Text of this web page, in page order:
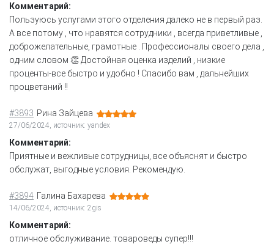
Комментарий:
Пользуюсь услугами этого отделения далеко не в первый раз.
А все потому , что нравятся сотрудники , всегда приветливые ,
доброжелательные, грамотные . Профессионалы своего дела ,
одним словом 👏 Достойная оценка изделий , низкие
проценты-все быстро и удобно ! Спасибо вам , дальнейших
процветаний !!
#3893 Рина Зайцева
27/06/2024, источник: yandex
Комментарий:
Приятные и вежливые сотрудницы, все объяснят и быстро
обслужат, выгодные условия. Рекомендую.
#3894 Галина Бахарева
14/06/2024, источник: 2gis
Комментарий:
отличное обслуживание. товароведы супер!!!